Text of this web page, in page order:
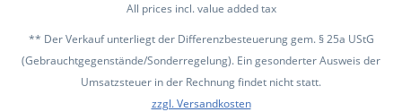
All prices incl. value added tax
** Der Verkauf unterliegt der Differenzbesteuerung gem. § 25a UStG
(Gebrauchtgegenstände/Sonderregelung). Ein gesonderter Ausweis der
Umsatzsteuer in der Rechnung findet nicht statt.
zzgl. Versandkosten